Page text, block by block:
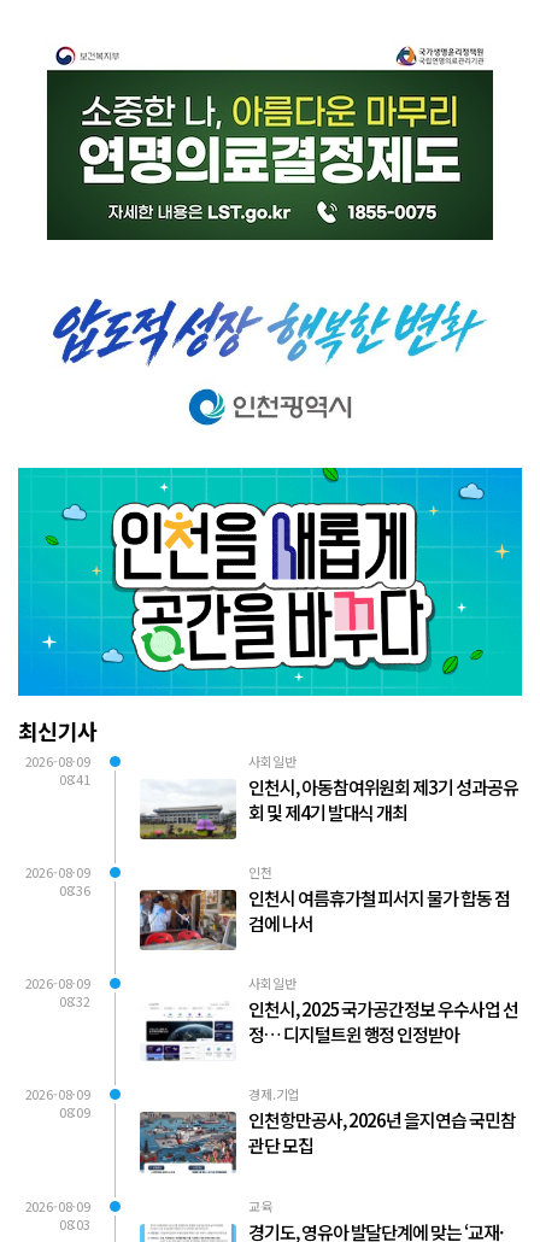
최신기사
2026-08-09
08:41
사회일반
인천시, 아동참여위원회 제3기 성과공유
회 및 제4기 발대식 개최
2026-08-09
08:36
인천
인천시 여름휴가철 피서지 물가 합동 점
검에 나서
2026-08-09
08:32
사회일반
인천시, 2025 국가공간정보 우수사업 선
정… 디지털트윈 행정 인정받아
2026-08-09
08:09
경제.기업
인천항만공사, 2026년 을지연습 국민참
관단 모집
2026-08-09
08:03
교육
경기도, 영유아 발달단계에 맞는 ‘교재·